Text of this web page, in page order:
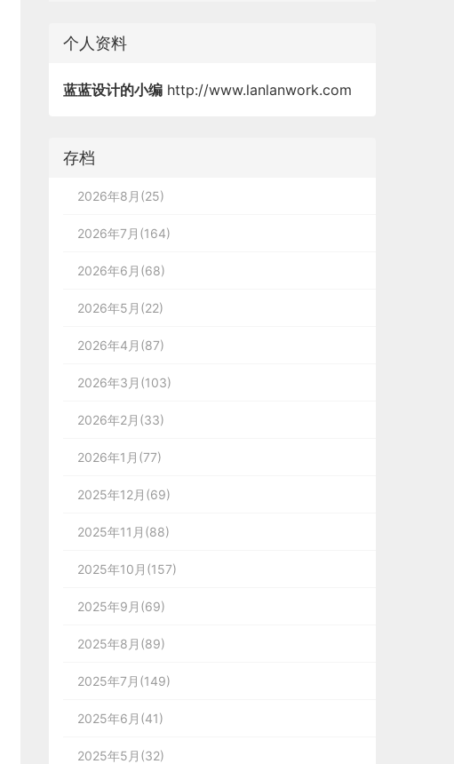
个人资料
蓝蓝设计的小编 http://www.lanlanwork.com
存档
2026年8月(25)
2026年7月(164)
2026年6月(68)
2026年5月(22)
2026年4月(87)
2026年3月(103)
2026年2月(33)
2026年1月(77)
2025年12月(69)
2025年11月(88)
2025年10月(157)
2025年9月(69)
2025年8月(89)
2025年7月(149)
2025年6月(41)
2025年5月(32)